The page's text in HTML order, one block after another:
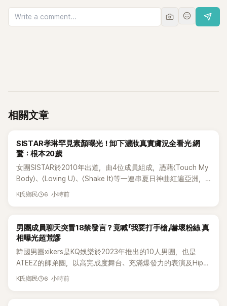
相關文章
K-POP
SISTAR孝琳罕見素顏曝光！卸下濃妝真實膚況全看光 網
驚：根本20歲
女團SISTAR於2010年出道，由4位成員組成，憑藉〈Touch My
Body〉、〈Loving U〉、〈Shake It〉等一連串夏日神曲紅遍亞洲，
獲封「夏日女王」。不過，團體在出道滿7年後宣布解散，成員各
不僅展現兩人多年不變的好交情，她幾乎素顏入鏡的真實模
樣，也意外掀起網友熱議。
K氏鄉民 6 小時前
K-POP
男團成員聊天突冒18禁發言？竟喊「我要打手槍」嚇壞粉絲 真
相曝光超荒謬
韓國男團xikers是KQ娛樂於2023年推出的10人男團，也是
ATEEZ的師弟團，以高完成度舞台、充滿爆發力的表演及Hip-
Hop風格聞名，出道後迅速累積大批海內外粉絲，近年也陸續
K氏鄉民 6 小時前